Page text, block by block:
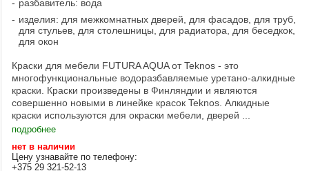
разбавитель: вода
изделия: для межкомнатных дверей, для фасадов, для труб,
для стульев, для столешницы, для радиатора, для беседкок,
для окон
Краски для мебели FUTURA AQUA от Teknos - это
многофункциональные водоразбавляемые уретано-алкидные
краски. Краски произведены в Финляндии и являются
совершенно новыми в линейке красок Teknos. Алкидные
краски используются для окраски мебели, дверей ...
подробнее
нет в наличии
Цену узнавайте по телефону:
+375 29 321-52-13